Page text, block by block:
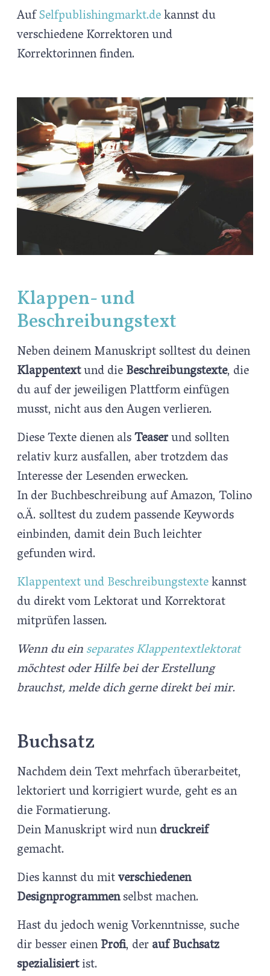
AufSelfpublishingmarkt.dekannst du
verschiedene Korrektoren und
Korrektorinnen finden.
Klappen- und
Beschreibungstext
Neben deinem Manuskript solltest du deinen
Klappentextund dieBeschreibungstexte, die
du auf der jeweiligen Plattform einfügen
musst, nicht aus den Augen verlieren.
Diese Texte dienen alsTeaserund sollten
relativ kurz ausfallen, aber trotzdem das
Interesse der Lesenden erwecken.
In der Buchbeschreibung auf Amazon, Tolino
o.Ä. solltest du zudem passende Keywords
einbinden, damit dein Buch leichter
gefunden wird.
Klappentext und Beschreibungstextekannst
du direkt vom Lektorat und Korrektorat
mitprüfen lassen.
Wenn du einseparates Klappentextlektorat
möchtest oder Hilfe bei der Erstellung
brauchst, melde dich gerne direkt bei mir.
Buchsatz
Nachdem dein Text mehrfach überarbeitet,
lektoriert und korrigiert wurde, geht es an
die Formatierung.
Dein Manuskript wird nundruckreif
gemacht.
Dies kannst du mitverschiedenen
Designprogrammenselbst machen.
Hast du jedoch wenig Vorkenntnisse, suche
dir besser einenProfi, derauf Buchsatz
spezialisiertist.